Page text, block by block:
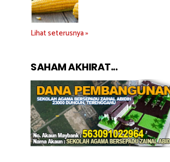
Lihat seterusnya »
SAHAM AKHIRAT...